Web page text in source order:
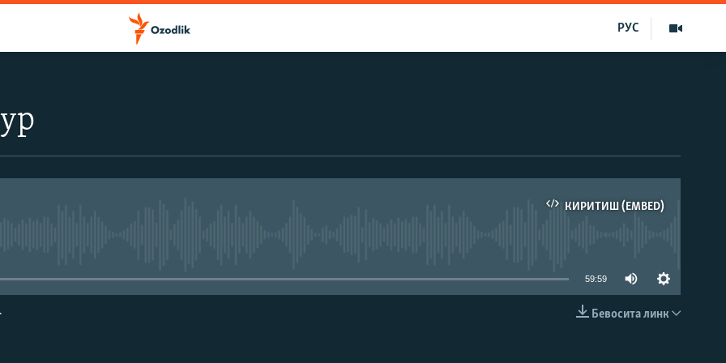
РУС
КИРИТИШ (EMBED)
59:59
Бевосита линк